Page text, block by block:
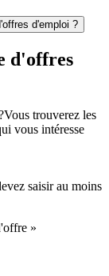
d'emploi ?
d'offres
Vous trouverez les
vous intéresse
saisir au moins
»